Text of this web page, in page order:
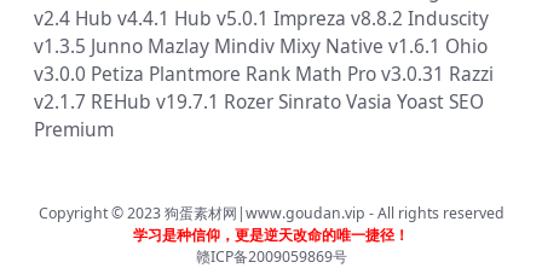
v2.4 Hub v4.4.1 Hub v5.0.1 Impreza v8.8.2 Induscity
v1.3.5 Junno Mazlay Mindiv Mixy Native v1.6.1 Ohio
v3.0.0 Petiza Plantmore Rank Math Pro v3.0.31 Razzi
v2.1.7 REHub v19.7.1 RozerSinratoVasia Yoast SEO
Premium
Copyright © 2023狗蛋素材网|www.goudan.vip - All rights reserved
学习是种信仰，更是逆天改命的唯一捷径！
赣ICP备2009059869号